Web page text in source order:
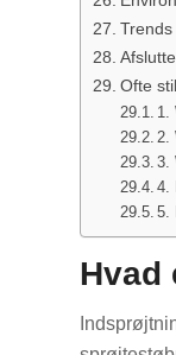
Ofte
1.
2.
3.
4.
5.
Hvad